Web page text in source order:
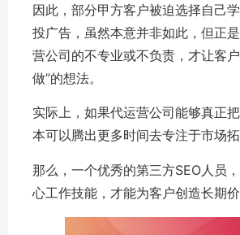
因此，部分甲方客户被迫选择自己学
投广告，虽然本意并非如此，但正
营公司的不专业或不负责，才让客
做”的想法。
实际上，如果代运营公司能够真正
本可以腾出更多时间去专注于市场拓
那么，一个优秀的第三方SEO人员
心工作技能，才能为客户创造长期